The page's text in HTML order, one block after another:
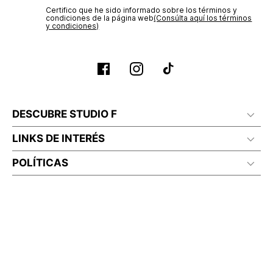
Certifico que he sido informado sobre los términos y
condiciones de la página web‎(Consúlta aquí los términos
y condiciones)
DESCUBRE STUDIO F
LINKS DE INTERÉS
POLÍTICAS